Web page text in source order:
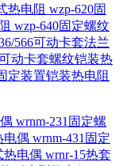
热电阻 wzp-620固
wzp-640固定螺纹
566可动卡套法兰
动卡套螺纹铠装热
定装置铠装热电阻
wrnm-231固定螺
电偶 wrnm-431固定
热电偶 wrnr-15热套